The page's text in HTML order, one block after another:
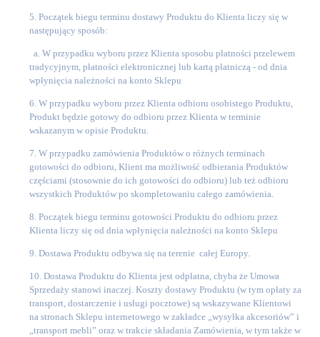
5. Początek biegu terminu dostawy Produktu do Klienta liczy się w
następujący sposób:
a. W przypadku wyboru przez Klienta sposobu płatności przelewem
tradycyjnym, płatności elektronicznej lub kartą płatniczą - od dnia
wpłynięcia należności na konto Sklepu
6. W przypadku wyboru przez Klienta odbioru osobistego Produktu,
Produkt będzie gotowy do odbioru przez Klienta w terminie
wskazanym w opisie Produktu.
7. W przypadku zamówienia Produktów o różnych terminach
gotowości do odbioru, Klient ma możliwość odbierania Produktów
częściami (stosownie do ich gotowości do odbioru) lub też odbioru
wszystkich Produktów po skompletowaniu całego zamówienia.
8. Początek biegu terminu gotowości Produktu do odbioru przez
Klienta liczy się od dnia wpłynięcia należności na konto Sklepu
9. Dostawa Produktu odbywa się na terenie całej Europy.
10. Dostawa Produktu do Klienta jest odpłatna, chyba że Umowa
Sprzedaży stanowi inaczej. Koszty dostawy Produktu (w tym opłaty za
transport, dostarczenie i usługi pocztowe) są wskazywane Klientowi
na stronach Sklepu internetowego w zakładce „wysyłka akcesoriów” i
„transport mebli” oraz w trakcie składania Zamówienia, w tym także w